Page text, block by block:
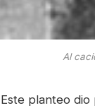
Al
Este planteo dio